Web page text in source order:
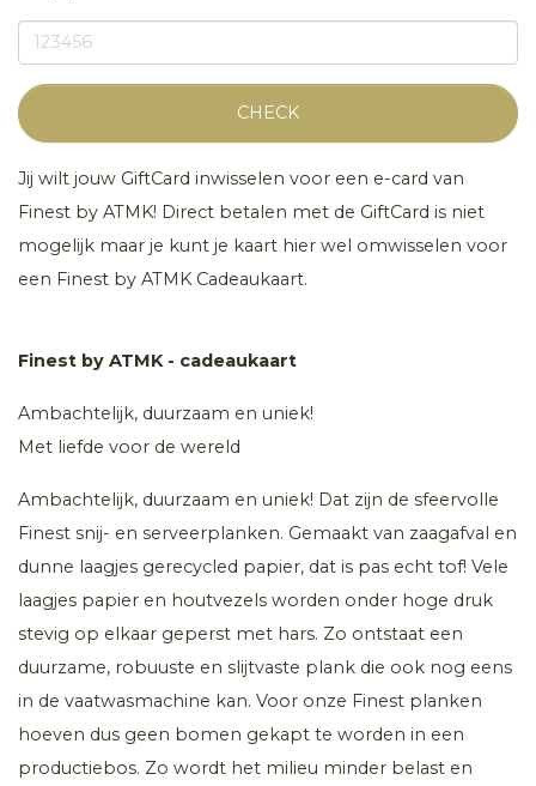
CHECK
Jij wilt jouw GiftCard inwisselen voor een e-card van
Finest by ATMK! Direct betalen met de GiftCard is niet
mogelijk maar je kunt je kaart hier wel omwisselen voor
een Finest by ATMK Cadeaukaart.
Finest by ATMK - cadeaukaart
Ambachtelijk, duurzaam en uniek!
Met liefde voor de wereld
Ambachtelijk, duurzaam en uniek! Dat zijn de sfeervolle
Finest snij- en serveerplanken. Gemaakt van zaagafval en
dunne laagjes gerecycled papier, dat is pas echt tof! Vele
laagjes papier en houtvezels worden onder hoge druk
stevig op elkaar geperst met hars. Zo ontstaat een
duurzame, robuuste en slijtvaste plank die ook nog eens
in de vaatwasmachine kan. Voor onze Finest planken
hoeven dus geen bomen gekapt te worden in een
productiebos. Zo wordt het milieu minder belast en